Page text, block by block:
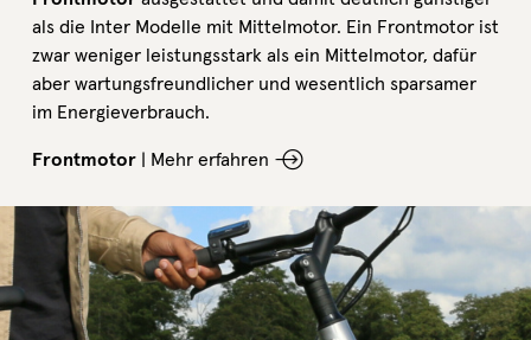
als die Inter Modelle mit Mittelmotor. Ein Frontmotor ist
zwar weniger leistungsstark als ein Mittelmotor, dafür
aber wartungsfreundlicher und wesentlich sparsamer
im Energieverbrauch.
Frontmotor Mehr erfahren